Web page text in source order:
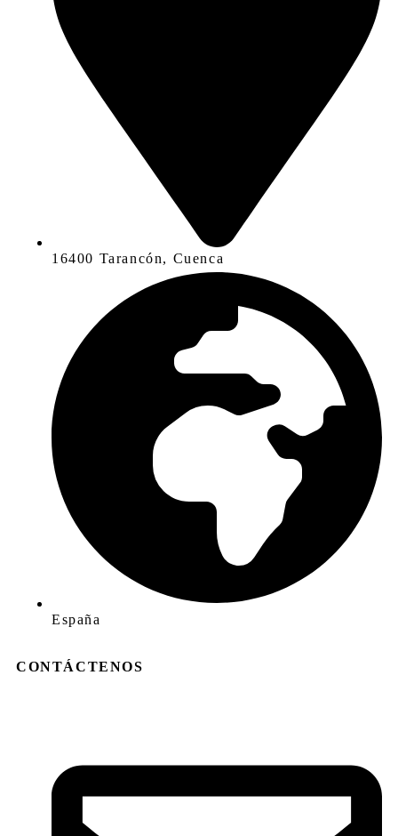
16400 Tarancón, Cuenca
España
CONTÁCTENOS